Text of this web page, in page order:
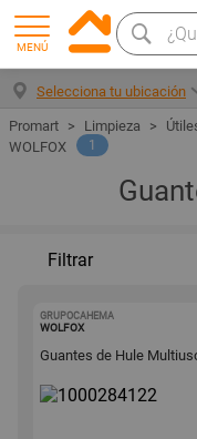
MENÚ
Selecciona tu ubicación
Limpieza
WOLFOX
1
Filtrar
GRUPOCAHEMA
WOLFOX
Guantes de Hule